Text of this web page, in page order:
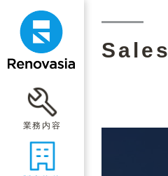
業務内容
Sales